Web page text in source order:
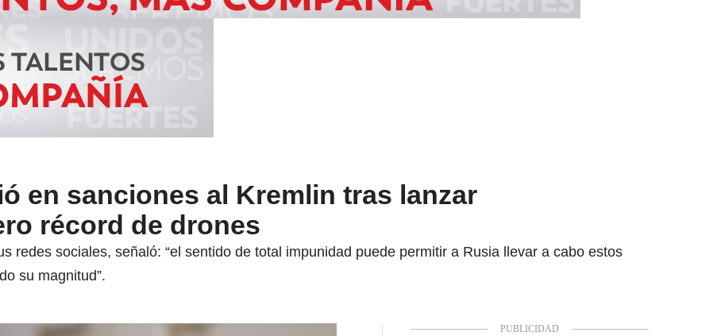
en sanciones al Kremlin tras lanzar
récord de drones
redes sociales, señaló: “el sentido de total impunidad puede permitir a Rusia llevar a cabo estos
su magnitud”.